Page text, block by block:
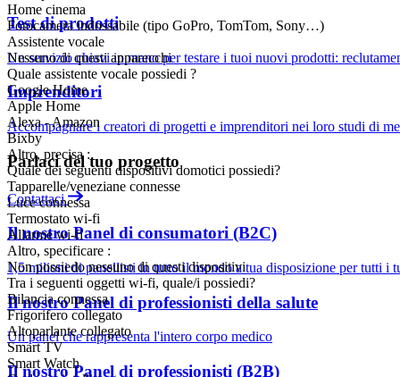
Test di prodotti
Un servizio chiavi in mano per testare i tuoi nuovi prodotti:
Imprenditori
Accompagnare i creatori di progetti e imprenditori nei loro studi di
Parlaci del tuo progetto
Contattaci
Il nostro Panel di consumatori (B2C)
1,5 milioni di panellisti in tutto il mondo a tua disposizione per tutti i
Il nostro Panel di professionisti della salute
Un panel che rappresenta l'intero corpo medico
Il nostro Panel di professionisti (B2B)
Home cinema
Fotocamera indossabile (tipo GoPro, TomTom, Sony…)
Assistente vocale
Nessuno di questi apparecchi
Quale assistente vocale possiedi ?
Google Home
Apple Home
Alexa - Amazon
Bixby
Altro, precisa :
Quale dei seguenti dispositivi domotici possiedi?
Tapparelle/veneziane connesse
Luce connessa
Termostato wi-fi
Allarme wi-fi
Altro, specificare :
Non possiedo nessuno di questi dispositivi
Tra i seguenti oggetti wi-fi, quale/i possiedi?
Bilancia connessa
Frigorifero collegato
Altoparlante collegato
Smart TV
Smart Watch